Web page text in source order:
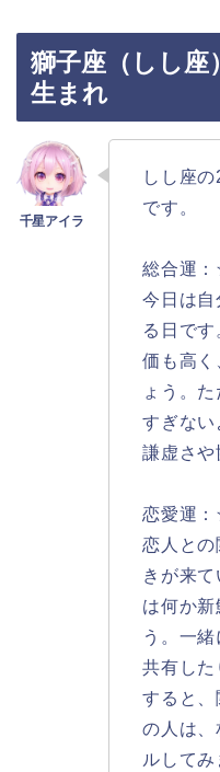
獅子座（しし座
生まれ
しし座
です。
総合運
今日は自
る日で
価も高く
ょう。
すぎない
謙虚さや
恋愛運
恋人と
きが来
は何か新
う。一
共有した
すると、
の人は、
ルして